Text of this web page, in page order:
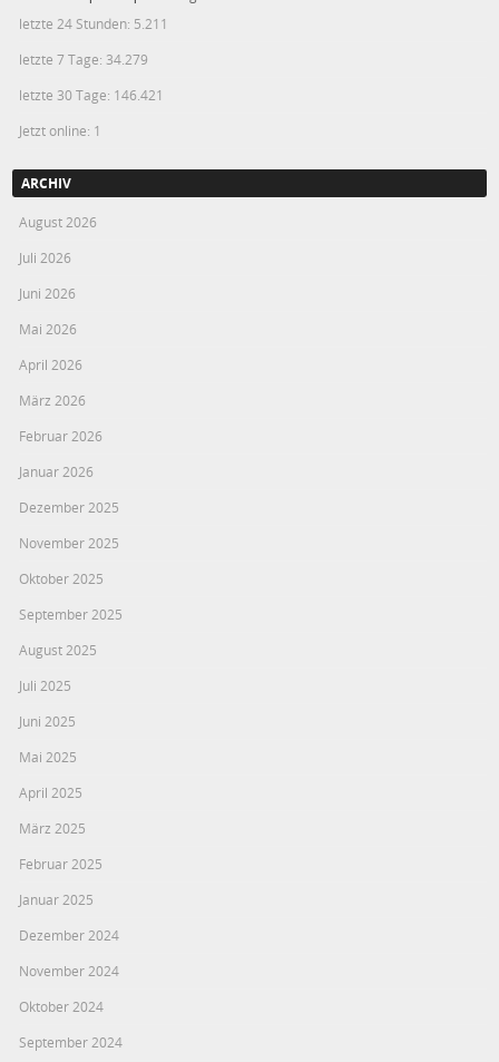
letzte 24 Stunden: 5.211
letzte 7 Tage: 34.279
letzte 30 Tage: 146.421
Jetzt online: 1
ARCHIV
August 2026
Juli 2026
Juni 2026
Mai 2026
April 2026
März 2026
Februar 2026
Januar 2026
Dezember 2025
November 2025
Oktober 2025
September 2025
August 2025
Juli 2025
Juni 2025
Mai 2025
April 2025
März 2025
Februar 2025
Januar 2025
Dezember 2024
November 2024
Oktober 2024
September 2024